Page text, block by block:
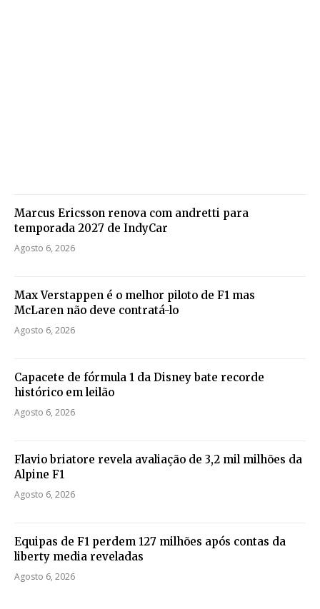
Marcus Ericsson renova com andretti para
temporada 2027 de IndyCar
Agosto 6, 2026
Max Verstappen é o melhor piloto de F1 mas
McLaren não deve contratá-lo
Agosto 6, 2026
Capacete de fórmula 1 da Disney bate recorde
histórico em leilão
Agosto 6, 2026
Flavio briatore revela avaliação de 3,2 mil milhões da
Alpine F1
Agosto 6, 2026
Equipas de F1 perdem 127 milhões após contas da
liberty media reveladas
Agosto 6, 2026